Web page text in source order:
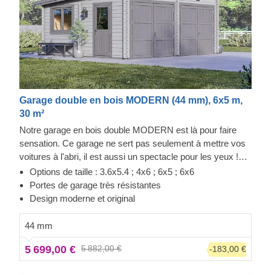
Garage double en bois MODERN (44 mm), 6x5 m,
30 m²
Notre garage en bois double MODERN est là pour faire
sensation. Ce garage ne sert pas seulement à mettre vos
voitures à l'abri, il est aussi un spectacle pour les yeux !
Préparez-vous à garer vos voitures du premier coup dans
un garage baigné de lumière. De plus, vous n'aurez plus
jamais besoin de déblayer la neige du toit de vos voitures.
votre garage comme vous le souhaitez, les aspects
pratiques les plus importants sont déjà pris en charge !
Options de taille : 3.6x5.4 ; 4x6 ; 6x5 ; 6x6
Portes de garage très résistantes
Design moderne et original
44 mm
5 699,00 € 5 882,00 € -183,00 €